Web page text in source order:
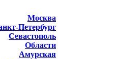
Москва
Петербург
Севастополь
Области
Амурская